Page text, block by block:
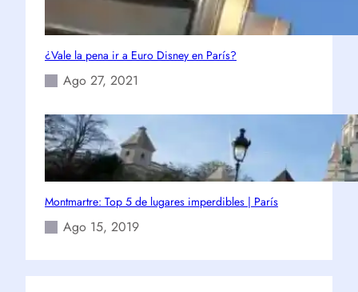
¿Vale la pena ir a Euro Disney en París?
Ago 27, 2021
Montmartre: Top 5 de lugares imperdibles | París
Ago 15, 2019